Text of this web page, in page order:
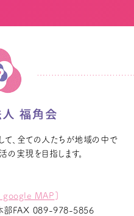
て、全ての人たちが地域の中で
実現を目指します。
google MAP ]
部FAX 089-978-5856